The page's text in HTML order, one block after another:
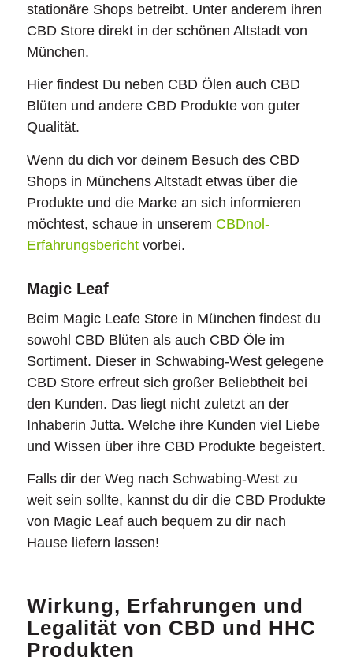
stationäre Shops betreibt. Unter anderem ihren
CBD Store direkt in der schönen Altstadt von
München.
Hier findest Du neben CBD Ölen auch CBD
Blüten und andere CBD Produkte von guter
Qualität.
Wenn du dich vor deinem Besuch des CBD
Shops in Münchens Altstadt etwas über die
Produkte und die Marke an sich informieren
möchtest, schaue in unserem CBDnol-
Erfahrungsberichtvorbei.
Magic Leaf
Beim Magic Leafe Store in München findest du
sowohl CBD Blüten als auch CBD Öle im
Sortiment. Dieser in Schwabing-West gelegene
CBD Store erfreut sich großer Beliebtheit bei
den Kunden. Das liegt nicht zuletzt an der
Inhaberin Jutta. Welche ihre Kunden viel Liebe
und Wissen über ihre CBD Produkte begeistert.
Falls dir der Weg nach Schwabing-West zu
weit sein sollte, kannst du dir die CBD Produkte
von Magic Leaf auch bequem zu dir nach
Hause liefern lassen!
Wirkung, Erfahrungen und
Legalität von CBD und HHC
Produkten